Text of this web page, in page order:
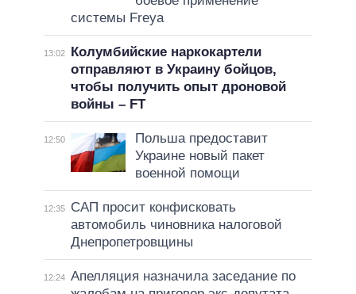
системы Freya
13:02
Колумбийские наркокартели
отправляют в Украину бойцов,
чтобы получить опыт дроновой
войны – FT
12:50
Польша предоставит
Украине новый пакет
военной помощи
12:35
САП просит конфисковать
автомобиль чиновника налоговой
Днепропетровщины
12:24 Апелляция назначила заседание по